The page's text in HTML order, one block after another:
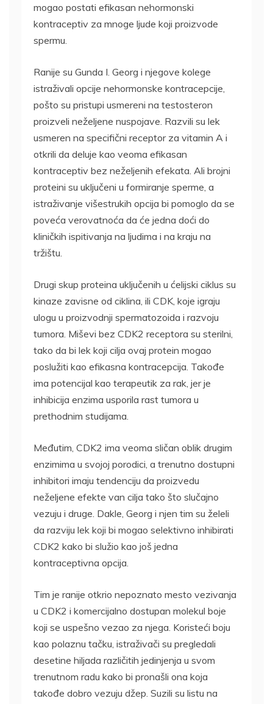
mogao postati efikasan nehormonski
kontraceptiv za mnoge ljude koji proizvode
spermu.
Ranije su Gunda I. Georg i njegove kolege
istraživali opcije nehormonske kontracepcije,
pošto su pristupi usmereni na testosteron
proizveli neželjene nuspojave. Razvili su lek
usmeren na specifični receptor za vitamin A i
otkrili da deluje kao veoma efikasan
kontraceptiv bez neželjenih efekata. Ali brojni
proteini su uključeni u formiranje sperme, a
istraživanje višestrukih opcija bi pomoglo da se
poveća verovatnoća da će jedna doći do
kliničkih ispitivanja na ljudima i na kraju na
tržištu.
Drugi skup proteina uključenih u ćelijski ciklus su
kinaze zavisne od ciklina, ili CDK, koje igraju
ulogu u proizvodnji spermatozoida i razvoju
tumora. Miševi bez CDK2 receptora su sterilni,
tako da bi lek koji cilja ovaj protein mogao
poslužiti kao efikasna kontracepcija. Takođe
ima potencijal kao terapeutik za rak, jer je
inhibicija enzima usporila rast tumora u
prethodnim studijama.
Međutim, CDK2 ima veoma sličan oblik drugim
enzimima u svojoj porodici, a trenutno dostupni
inhibitori imaju tendenciju da proizvedu
neželjene efekte van cilja tako što slučajno
vezuju i druge. Dakle, Georg i njen tim su želeli
da razviju lek koji bi mogao selektivno inhibirati
CDK2 kako bi služio kao još jedna
kontraceptivna opcija.
Tim je ranije otkrio nepoznato mesto vezivanja
u CDK2 i komercijalno dostupan molekul boje
koji se uspešno vezao za njega. Koristeći boju
kao polaznu tačku, istraživači su pregledali
desetine hiljada različitih jedinjenja u svom
trenutnom radu kako bi pronašli ona koja
takođe dobro vezuju džep. Suzili su listu na